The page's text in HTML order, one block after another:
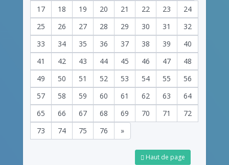
17
18 19 20 21 22 23
24
25
26 27 28 29 30 31
32
33
34 35 36 37 38 39
40
41
42 43 44 45 46 47
48
49
50 51 52 53 54 55
56
57
58 59 60 61 62 63
64
65
66 67 68 69 70 71
72
73
74 75 76 »
Haut de page